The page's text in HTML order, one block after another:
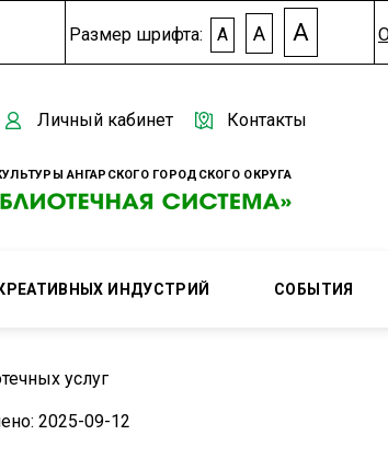
Размер шрифта: A A A
АНГАРСКОГО ГОРОДСКОГО ОКРУГА
Личный кабинет Контакты
ИНДУСТРИЙ СОБЫТИЯ
услуг
2025-09-12